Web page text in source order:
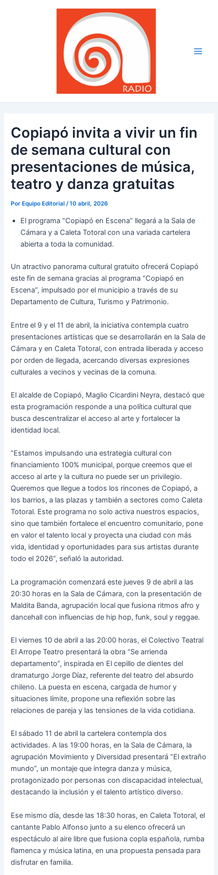
Copiapó invita a vivir un fin
de semana cultural con
presentaciones de música,
teatro y danza gratuitas
Por Equipo Editorial/10 abril, 2026
El programa “Copiapó en Escena” llegará a la Sala de
Cámara y a Caleta Totoral con una variada cartelera
abierta a toda la comunidad.
Un atractivo panorama cultural gratuito ofrecerá Copiapó
este fin de semana gracias al programa “Copiapó en
Escena”, impulsado por el municipio a través de su
Departamento de Cultura, Turismo y Patrimonio.
Entre el 9 y el 11 de abril, la iniciativa contempla cuatro
presentaciones artísticas que se desarrollarán en la Sala de
Cámara y en Caleta Totoral, con entrada liberada y acceso
por orden de llegada, acercando diversas expresiones
culturales a vecinos y vecinas de la comuna.
El alcalde de Copiapó, Maglio Cicardini Neyra, destacó que
esta programación responde a una política cultural que
busca descentralizar el acceso al arte y fortalecer la
identidad local.
“Estamos impulsando una estrategia cultural con
financiamiento 100% municipal, porque creemos que el
acceso al arte y la cultura no puede ser un privilegio.
Queremos que llegue a todos los rincones de Copiapó, a
los barrios, a las plazas y también a sectores como Caleta
Totoral. Este programa no solo activa nuestros espacios,
sino que también fortalece el encuentro comunitario, pone
en valor el talento local y proyecta una ciudad con más
vida, identidad y oportunidades para sus artistas durante
todo el 2026”, señaló la autoridad.
La programación comenzará este jueves 9 de abril a las
20:30 horas en la Sala de Cámara, con la presentación de
Maldita Banda, agrupación local que fusiona ritmos afro y
dancehall con influencias de hip hop, funk, soul y reggae.
El viernes 10 de abril a las 20:00 horas, el Colectivo Teatral
El Arrope Teatro presentará la obra “Se arrienda
departamento”, inspirada en El cepillo de dientes del
dramaturgo Jorge Díaz, referente del teatro del absurdo
chileno. La puesta en escena, cargada de humor y
situaciones límite, propone una reflexión sobre las
relaciones de pareja y las tensiones de la vida cotidiana.
El sábado 11 de abril la cartelera contempla dos
actividades. A las 19:00 horas, en la Sala de Cámara, la
agrupación Movimiento y Diversidad presentará “El extraño
mundo”, un montaje que integra danza y música,
protagonizado por personas con discapacidad intelectual,
destacando la inclusión y el talento artístico diverso.
Ese mismo día, desde las 18:30 horas, en Caleta Totoral, el
cantante Pablo Alfonso junto a su elenco ofrecerá un
espectáculo al aire libre que fusiona copla española, rumba
flamenca y música latina, en una propuesta pensada para
disfrutar en familia.